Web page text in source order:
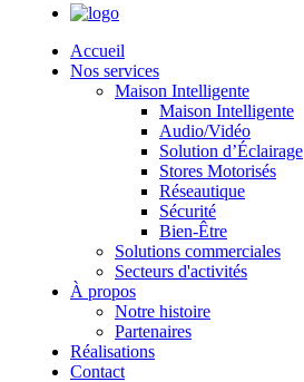
Accueil
Nos services
Maison Intelligente
Maison Intelligente
Audio/Vidéo
Solution d’Éclairage
Stores Motorisés
Réseautique
Sécurité
Bien-Être
Solutions commerciales
Secteurs d'activités
À propos
Notre histoire
Partenaires
Réalisations
Contact